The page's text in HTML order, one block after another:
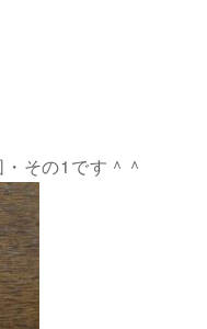
その1です＾＾